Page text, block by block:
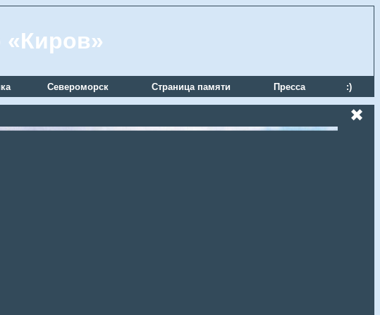
«Киров»
Североморск Страница памяти Пресса :)
✖